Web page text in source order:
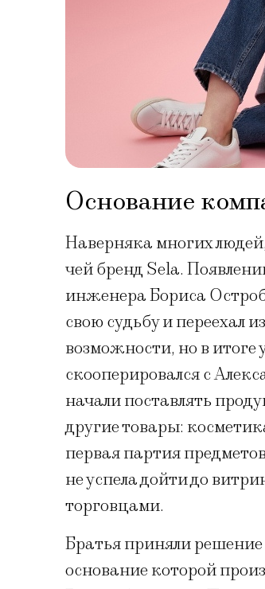
Основание
Наверняка многих
чей бренд Sela.
инженера Бориса
свою судьбу и переехал
возможности, но в итоге
скооперировался с
начали поставлять
другие товары:
первая партия
не успела дойти до
торговцами.
Братья приняли
основание которой